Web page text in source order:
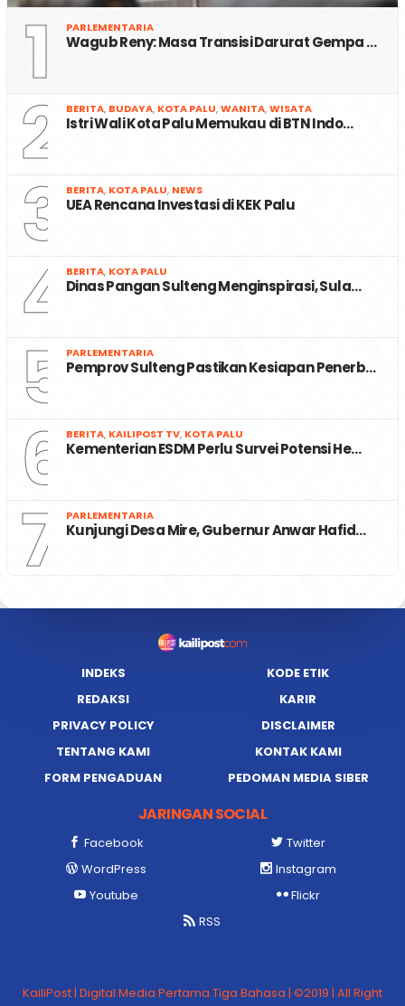
1 PARLEMENTARIA
Wagub Reny: Masa Transisi Darurat Gempa …
2 BERITA, BUDAYA, KOTA PALU,WANITA,WISATA
Istri Wali Kota Palu Memukau di BTN Indo…
3 BERITA, KOTA PALU, NEWS
UEA Rencana Investasi di KEK Palu
4 BERITA, KOTA PALU
Dinas Pangan Sulteng Menginspirasi, Sula…
5 PARLEMENTARIA
Pemprov Sulteng Pastikan Kesiapan Penerb…
6 BERITA, KAILIPOST TV, KOTA PALU
Kementerian ESDM Perlu Survei Potensi He…
7 PARLEMENTARIA
Kunjungi Desa Mire, Gubernur Anwar Hafid…
INDEKS
KODE ETIK
REDAKSI
KARIR
PRIVACY POLICY
DISCLAIMER
TENTANG KAMI
KONTAK KAMI
FORM PENGADUAN
PEDOMAN MEDIA SIBER
JARINGAN SOCIAL
Facebook
Twitter
WordPress
Instagram
Youtube
Flickr
RSS
KailiPost | Digital Media Pertama Tiga Bahasa | ©2019 | All Right